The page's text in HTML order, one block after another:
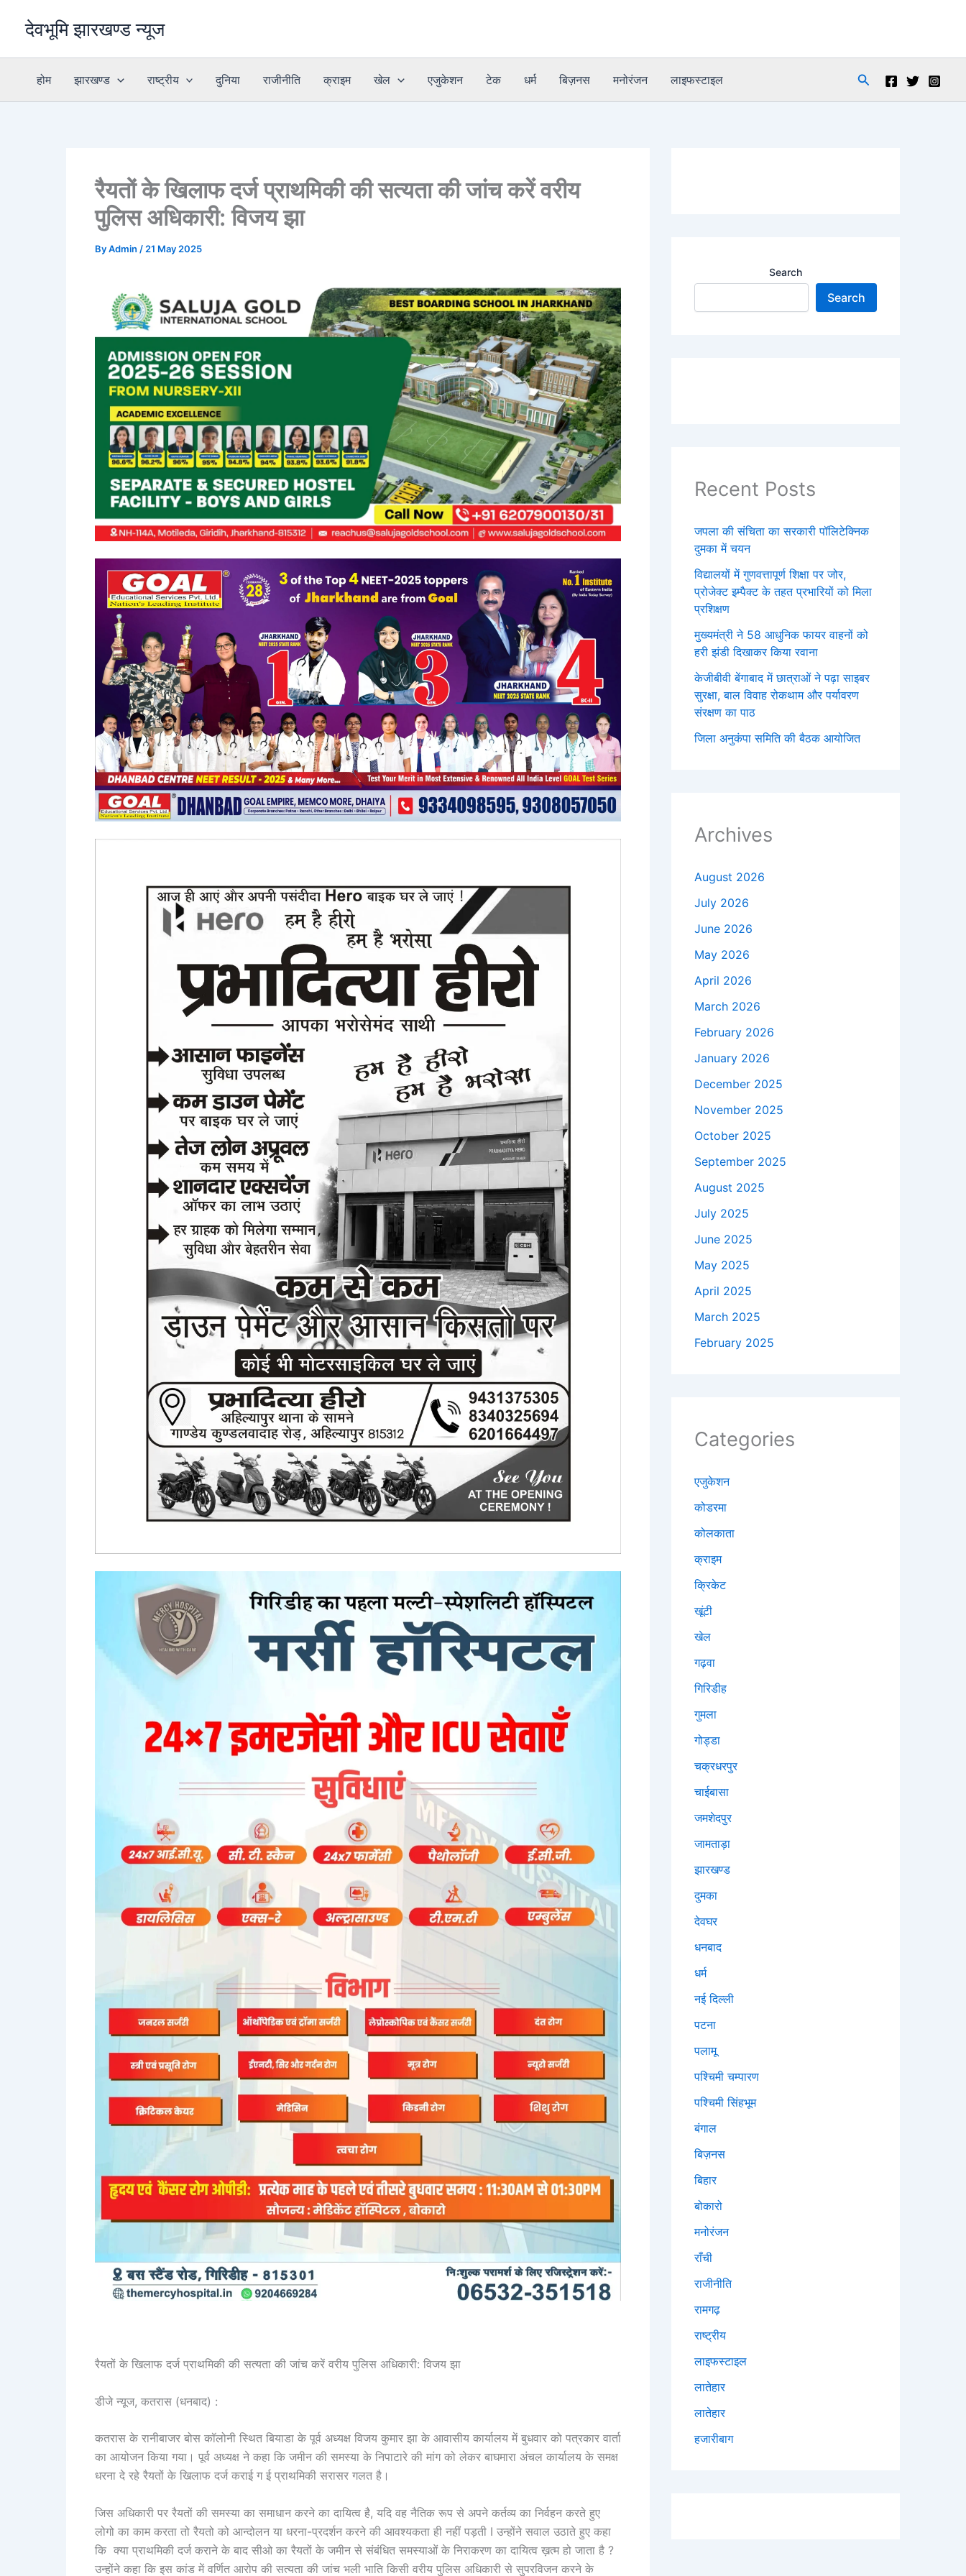
देवभूमि झारखण्ड न्यूज
होम झारखण्ड राष्ट्रीय दुनिया राजीनीति क्राइम खेल एजुकेशन टेक धर्म बिज़नस मनोरंजन लाइफस्टाइल Search
रैयतों के खिलाफ दर्ज प्राथमिकी की सत्यता की जांच करें वरीय
पुलिस अधिकारी: विजय झा
ByAdmin / 21 May 2025
रैयतों के खिलाफ दर्ज प्राथमिकी की सत्यता की जांच करें वरीय पुलिस अधिकारी: विजय झा
डीजे न्यूज, कतरास (धनबाद) :
कतरास के रानीबाजर बोस कॉलोनी स्थित बियाडा के पूर्व अध्यक्ष विजय कुमार झा के आवासीय कार्यालय में बुधवार को पत्रकार वार्ता
का आयोजन किया गया। पूर्व अध्यक्ष ने कहा कि जमीन की समस्या के निपाटारे की मांग को लेकर बाघमारा अंचल कार्यालय के समक्ष
धरना दे रहे रैयतों के खिलाफ दर्ज कराई ग ई प्राथमिकी सरासर गलत है।
जिस अधिकारी पर रैयतों की समस्या का समाधान करने का दायित्व है, यदि वह नैतिक रूप से अपने कर्तव्य का निर्वहन करते हुए
लोगो का काम करता तो रैयतो को आन्दोलन या धरना-प्रदर्शन करने की आवश्यकता ही नहीं पड़ती I उन्होंने सवाल उठाते हुए कहा
कि क्या प्राथमिकी दर्ज कराने के बाद सीओ का रैयतों के जमीन से संबंधित समस्याओं के निराकरण का दायित्व ख़त्म हो जाता है ?
उन्होंने कहा कि इस कांड में वर्णित आरोप की सत्यता की जांच भली भाति किसी वरीय पुलिस अधिकारी से सुपरविजन करने के
Search
Search
Recent Posts
जपला की संचिता का सरकारी पॉलिटेक्निक
दुमका में चयन
विद्यालयों में गुणवत्तापूर्ण शिक्षा पर जोर,
प्रोजेक्ट इम्पैक्ट के तहत प्रभारियों को मिला
प्रशिक्षण
मुख्यमंत्री ने 58 आधुनिक फायर वाहनों को
हरी झंडी दिखाकर किया रवाना
केजीबीवी बेंगाबाद में छात्राओं ने पढ़ा साइबर
सुरक्षा, बाल विवाह रोकथाम और पर्यावरण
संरक्षण का पाठ
जिला अनुकंपा समिति की बैठक आयोजित
Archives
August 2026
July 2026
June 2026
May 2026
April 2026
March 2026
February 2026
January 2026
December 2025
November 2025
October 2025
September 2025
August 2025
July 2025
June 2025
May 2025
April 2025
March 2025
February 2025
Categories
एजुकेशन
कोडरमा
कोलकाता
क्राइम
क्रिकेट
खूंटी
खेल
गढ़वा
गिरिडीह
गुमला
गोड्डा
चक्रधरपुर
चाईबासा
जमशेदपुर
जामताड़ा
झारखण्ड
दुमका
देवघर
धनबाद
धर्म
नई दिल्ली
पटना
पलामू
पश्चिमी चम्पारण
पश्चिमी सिंहभूम
बंगाल
बिज़नस
बिहार
बोकारो
मनोरंजन
राँची
राजीनीति
रामगढ़
राष्ट्रीय
लाइफस्टाइल
लातेहार
लातेहार
हजारीबाग